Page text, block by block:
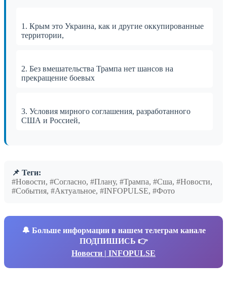
1. Крым это Украина, как и другие оккупированные
территории,
2. Без вмешательства Трампа нет шансов на
прекращение боевых
3. Условия мирного соглашения, разработанного
США и Россией,
📌 Теги:
#Новости, #Согласно, #Плану, #Трампа, #Сша, #Новости,
#События, #Актуальное, #INFOPULSE, #Фото
🔔 Больше информации в нашем телеграм канале
ПОДПИШИСЬ 👉
Новости | INFOPULSE